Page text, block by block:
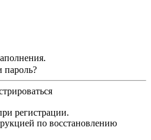
пароль?
регистрации.
по восстановлению